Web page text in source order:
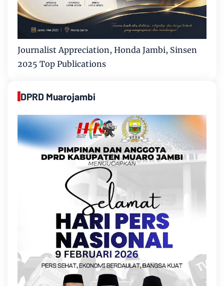
Journalist Appreciation, Honda Jambi, Sinsen
2025 Top Publications
DPRD Muarojambi